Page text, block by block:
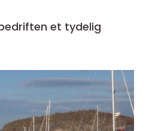
et tydelig